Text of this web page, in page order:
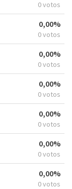
0 votos
0,00%
0 votos
0,00%
0 votos
0,00%
0 votos
0,00%
0 votos
0,00%
0 votos
0,00%
0 votos